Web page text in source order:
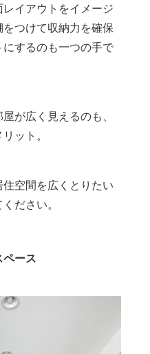
イアウトをイメージ
つけて収納力を確保
するのも一つの手で
が広く見えるのも、
ット。
空間を広くとりたい
ださい。
ペース